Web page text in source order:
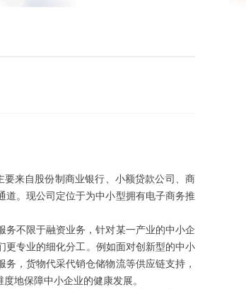
来自股份制商业银行、小额贷款公司、商
道。现公司定位于为中小型拥有电子商务推
务不限于融资业务，针对某一产业的中小企
更专业的细化分工。例如面对创新型的中小
，货物代采代销仓储物流等供应链支持，
地保障中小企业的健康发展。